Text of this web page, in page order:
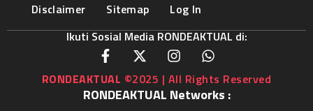
Disclaimer
Sitemap
Log In
Ikuti Sosial Media RONDEAKTUAL di:
RONDEAKTUAL ©2025 | All Rights Reserved
RONDEAKTUAL Networks :